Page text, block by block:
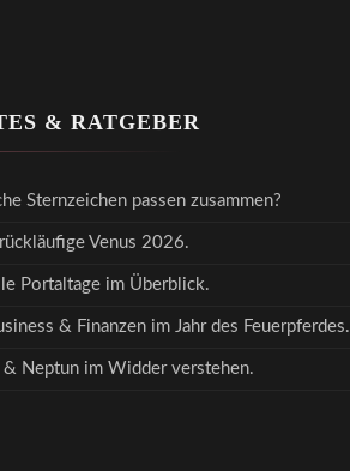
& RATGEBER
Sternzeichen passen zusammen?
Venus 2026.
Portaltage im Überblick.
& Finanzen im Jahr des Feuerpferdes.
& Neptun im Widder verstehen.